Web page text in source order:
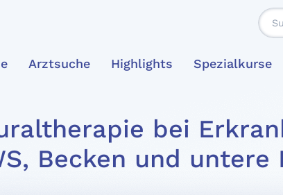
Arztsuche Highlights Spezialkurse
bei
Becken und